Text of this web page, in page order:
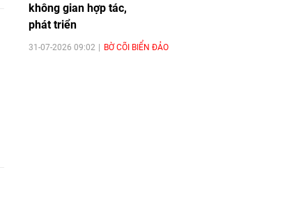
không gian hợp tác,
phát triển
31-07-2026 09:02 BỜ CÕI BIỂN ĐẢO